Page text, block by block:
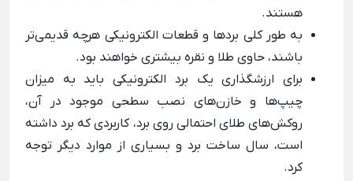
هستند.
به طور کلی بردها و قطعات الکترونیکی هرچه قدیمی‌تر
باشند، حاوی طلا و نقره بیشتری خواهند بود.
برای ارزشگذاری یک برد الکترونیکی باید به میزان
چیپ‌ها و خازن‌های نصب سطحی موجود در آن،
روکش‌های طلای احتمالی روی برد، کاربردی که برد داشته
است، سال ساخت برد و بسیاری از موارد دیگر توجه
کرد.